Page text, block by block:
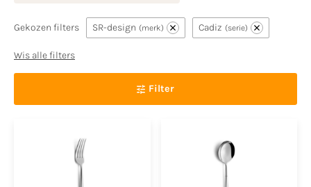
Gekozen filters SR-design merk Cadiz serie
Wis alle filters
Filter